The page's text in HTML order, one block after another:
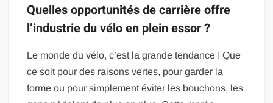
Quelles opportunités de carrière offre
l’industrie du vélo en plein essor ?
Le monde du vélo, c’est la grande tendance ! Que
ce soit pour des raisons vertes, pour garder la
forme ou pour simplement éviter les bouchons, les